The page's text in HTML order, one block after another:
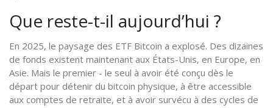
Que reste-t-il aujourd’hui ?
En 2025, le paysage des ETF Bitcoin a explosé. Des dizaines
de fonds existent maintenant aux États-Unis, en Europe, en
Asie. Mais le premier - le seul à avoir été conçu dès le
départ pour détenir du bitcoin physique, à être accessible
aux comptes de retraite, et à avoir survécu à des cycles de